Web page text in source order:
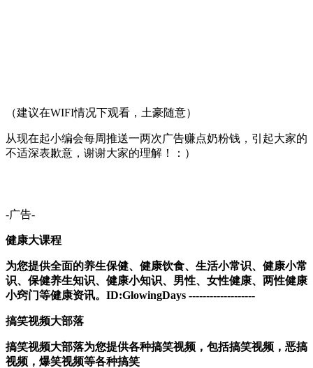
（建议在WIFI情况下观看，土豪随意）
从现在起小编会每周推送一两次广告赚点奶粉钱，引起大家的
不适深表歉意，谢谢大家的理解！：）
-广告-
健康大课程
为您提供全面的养生保健、健康饮食、生活小常识、健康小常
识、保健养生知识、健康小知识、男性、女性健康、两性健康
小窍门等健康资讯。 ID:GlowingDays -------------------
搞笑视频大部落
搞笑视频大部落为您提供各种搞笑视频，包括搞笑视频，恶搞
视频，爆笑视频等各种搞笑